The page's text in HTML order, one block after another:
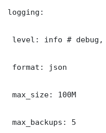
logging:
level: info #
format: json
max_size: 100M
max_backups: 5